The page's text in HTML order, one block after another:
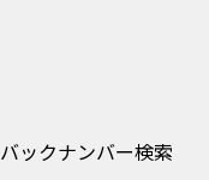
バックナンバー検索